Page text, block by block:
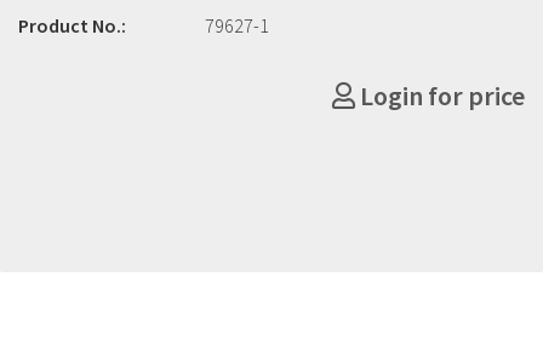
Product No.: 79627-1
Login for price